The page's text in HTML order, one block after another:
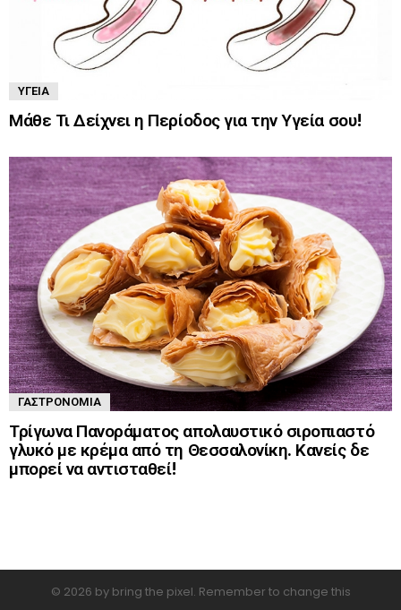
ΥΓΕΊΑ
Μάθε Τι Δείχνει η Περίοδος για την Υγεία σου!
ΓΑΣΤΡΟΝΟΜΊΑ
Τρίγωνα Πανοράματος απολαυστικό σιροπιαστό
γλυκό με κρέμα από τη Θεσσαλονίκη. Κανείς δε
μπορεί να αντισταθεί!
© 2026 by bring the pixel. Remember to change this